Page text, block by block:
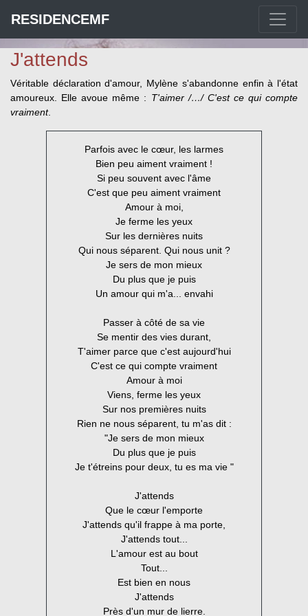
RESIDENCEMF
J'attends
Véritable déclaration d'amour, Mylène s'abandonne enfin à l'état
amoureux. Elle avoue même : T'aimer /…/ C'est ce qui compte
vraiment.
Parfois avec le cœur, les larmes
Bien peu aiment vraiment !
Si peu souvent avec l'âme
C'est que peu aiment vraiment
Amour à moi,
Je ferme les yeux
Sur les dernières nuits
Qui nous séparent. Qui nous unit ?
Je sers de mon mieux
Du plus que je puis
Un amour qui m'a... envahi
Passer à côté de sa vie
Se mentir des vies durant,
T'aimer parce que c'est aujourd'hui
C'est ce qui compte vraiment
Amour à moi
Viens, ferme les yeux
Sur nos premières nuits
Rien ne nous séparent, tu m'as dit :
"Je sers de mon mieux
Du plus que je puis
Je t'étreins pour deux, tu es ma vie "
J'attends
Que le cœur l'emporte
J'attends qu'il frappe à ma porte,
J'attends tout...
L'amour est au bout
Tout...
Est bien en nous
J'attends
Près d'un mur de lierre.